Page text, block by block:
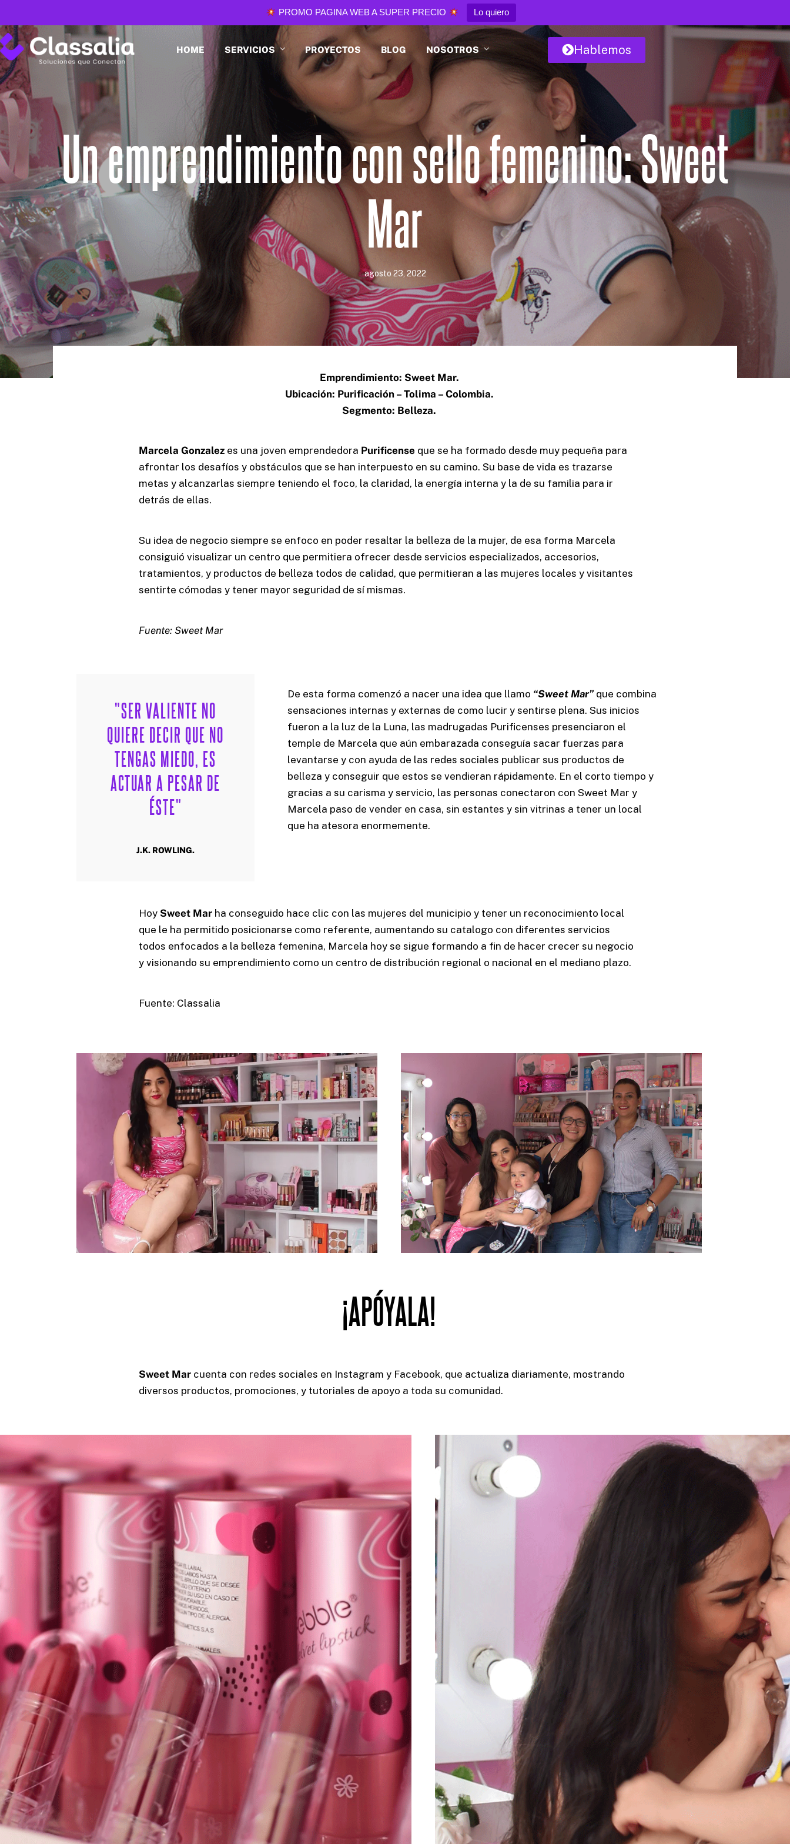
PROMO PAGINA WEB A SUPER PRECIO Lo quiero
HOME SERVICIOS PROYECTOS BLOG NOSOTROS Hablemos
Un emprendimiento con sello femenino: Sweet
Mar
agosto 23, 2022
Emprendimiento: Sweet Mar.
Ubicación: Purificación – Tolima – Colombia.
Segmento: Belleza.
Marcela Gonzalez es una joven emprendedora Purificense que se ha formado desde muy pequeña para
afrontar los desafíos y obstáculos que se han interpuesto en su camino. Su base de vida es trazarse
metas y alcanzarlas siempre teniendo el foco, la claridad, la energía interna y la de su familia para ir
detrás de ellas.
Su idea de negocio siempre se enfoco en poder resaltar la belleza de la mujer, de esa forma Marcela
consiguió visualizar un centro que permitiera ofrecer desde servicios especializados, accesorios,
tratamientos, y productos de belleza todos de calidad, que permitieran a las mujeres locales y visitantes
sentirte cómodas y tener mayor seguridad de sí mismas.
Fuente: Sweet Mar
"SER VALIENTE NO
QUIERE DECIR QUE NO
TENGAS MIEDO, ES
ACTUAR A PESAR DE
ÉSTE"
J.K. ROWLING.
De esta forma comenzó a nacer una idea que llamo “Sweet Mar”que combina
sensaciones internas y externas de como lucir y sentirse plena. Sus inicios
fueron a la luz de la Luna, las madrugadas Purificenses presenciaron el
temple de Marcela que aún embarazada conseguía sacar fuerzas para
levantarse y con ayuda de las redes sociales publicar sus productos de
belleza y conseguir que estos se vendieran rápidamente. En el corto tiempo y
gracias a su carisma y servicio, las personas conectaron con Sweet Mar y
Marcela paso de vender en casa, sin estantes y sin vitrinas a tener un local
que ha atesora enormemente.
Hoy Sweet Mar ha conseguido hace clic con las mujeres del municipio y tener un reconocimiento local
que le ha permitido posicionarse como referente, aumentando su catalogo con diferentes servicios
todos enfocados a la belleza femenina, Marcela hoy se sigue formando a fin de hacer crecer su negocio
y visionando su emprendimiento como un centro de distribución regional o nacional en el mediano plazo.
Fuente: Classalia
¡APÓYALA!
Sweet Mar cuenta con redes sociales en Instagram y Facebook, que actualiza diariamente, mostrando
diversos productos, promociones, y tutoriales de apoyo a toda su comunidad.
Contacto
Servicios
Proyectos
Blog
Email: hi@classalia.com
Cra 18 No 8 – 30
CERTIFICACIONES: